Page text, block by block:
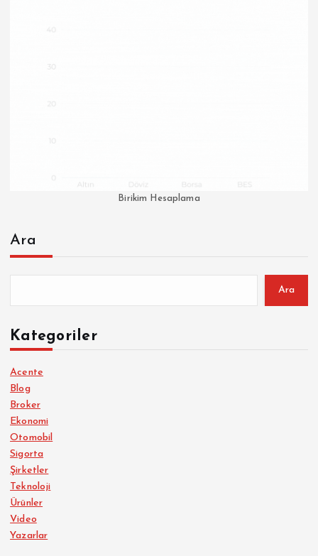
Birikim Hesaplama
Ara
Ara
Kategoriler
Acente
Blog
Broker
Ekonomi
Otomobil
Sigorta
Şirketler
Teknoloji
Ürünler
Video
Yazarlar